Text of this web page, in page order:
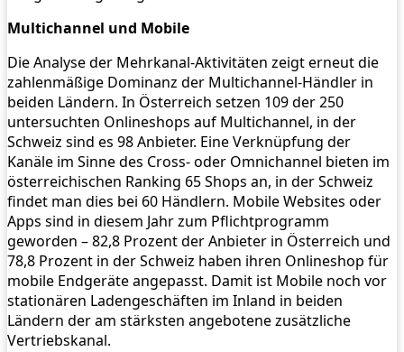
Multichannel und Mobile
Die Analyse der Mehrkanal-Aktivitäten zeigt erneut die
zahlenmäßige Dominanz der Multichannel-Händler in
beiden Ländern. In Österreich setzen 109 der 250
untersuchten Onlineshops auf Multichannel, in der
Schweiz sind es 98 Anbieter. Eine Verknüpfung der
Kanäle im Sinne des Cross- oder Omnichannel bieten im
österreichischen Ranking 65 Shops an, in der Schweiz
findet man dies bei 60 Händlern. Mobile Websites oder
Apps sind in diesem Jahr zum Pflichtprogramm
geworden – 82,8 Prozent der Anbieter in Österreich und
78,8 Prozent in der Schweiz haben ihren Onlineshop für
mobile Endgeräte angepasst. Damit ist Mobile noch vor
stationären Ladengeschäften im Inland in beiden
Ländern der am stärksten angebotene zusätzliche
Vertriebskanal.